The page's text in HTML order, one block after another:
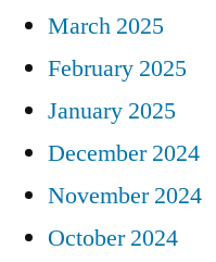
March 2025
February 2025
January 2025
December 2024
November 2024
October 2024